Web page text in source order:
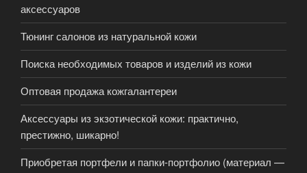
аксессуаров
Тюнинг салонов из натуральной кожи
Поиска необходимых товаров и изделий из кожи
Оптовая продажа кожгалантереи
Аксессуары из экзотической кожи: практично,
престижно, шикарно!
Приобретая портфели и папки-портфолио (материал —